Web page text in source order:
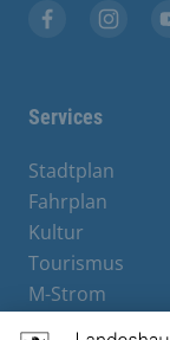
Services
Stadtplan
Fahrplan
Kultur
Tourismus
M-Strom